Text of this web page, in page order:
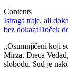
Contents
Istraga traje, ali
bez dokazaDoček
„Osumnjičeni koji
Mirza, Dreca
slobodu. Sud je